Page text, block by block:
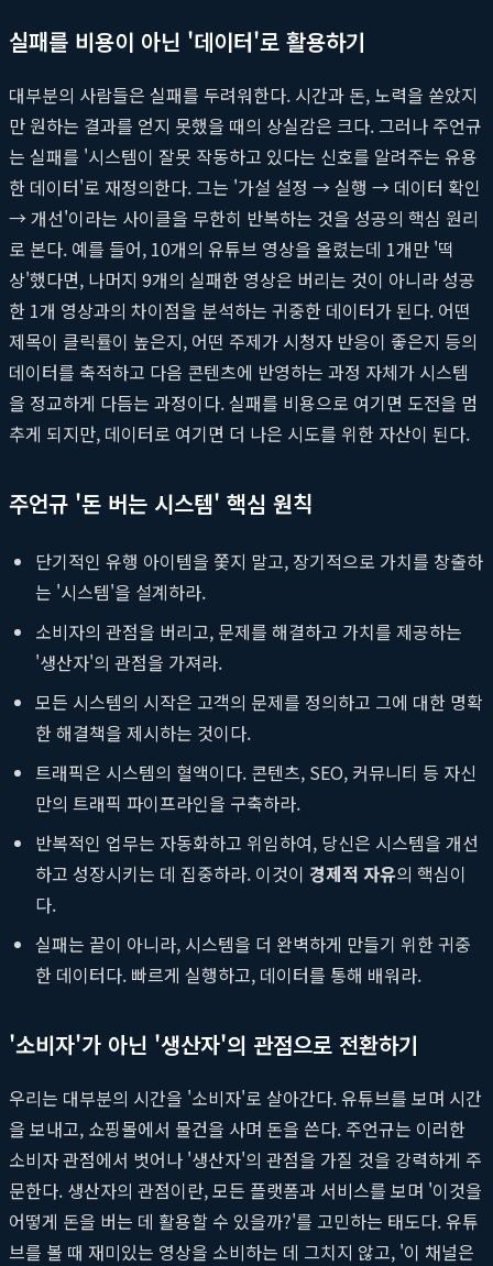
실패를 비용이 아닌 '데이터'로 활용하기
대부분의 사람들은 실패를 두려워한다. 시간과 돈, 노력을 쏟았지
만 원하는 결과를 얻지 못했을 때의 상실감은 크다. 그러나 주언규
는 실패를 '시스템이 잘못 작동하고 있다는 신호를 알려주는 유용
한 데이터'로 재정의한다. 그는 '가설 설정 → 실행 → 데이터 확인
→ 개선'이라는 사이클을 무한히 반복하는 것을 성공의 핵심 원리
로 본다. 예를 들어, 10개의 유튜브 영상을 올렸는데 1개만 '떡
상'했다면, 나머지 9개의 실패한 영상은 버리는 것이 아니라 성공
한 1개 영상과의 차이점을 분석하는 귀중한 데이터가 된다. 어떤
제목이 클릭률이 높은지, 어떤 주제가 시청자 반응이 좋은지 등의
데이터를 축적하고 다음 콘텐츠에 반영하는 과정 자체가 시스템
을 정교하게 다듬는 과정이다. 실패를 비용으로 여기면 도전을 멈
추게 되지만, 데이터로 여기면 더 나은 시도를 위한 자산이 된다.
주언규 '돈 버는 시스템' 핵심 원칙
단기적인 유행 아이템을 쫓지 말고, 장기적으로 가치를 창출하
는 '시스템'을 설계하라.
소비자의 관점을 버리고, 문제를 해결하고 가치를 제공하는
'생산자'의 관점을 가져라.
모든 시스템의 시작은 고객의 문제를 정의하고 그에 대한 명확
한 해결책을 제시하는 것이다.
트래픽은 시스템의 혈액이다. 콘텐츠, SEO, 커뮤니티 등 자신
만의 트래픽 파이프라인을 구축하라.
반복적인 업무는 자동화하고 위임하여, 당신은 시스템을 개선
하고 성장시키는 데 집중하라. 이것이 경제적 자유의 핵심이
다.
실패는 끝이 아니라, 시스템을 더 완벽하게 만들기 위한 귀중
한 데이터다. 빠르게 실행하고, 데이터를 통해 배워라.
'소비자'가 아닌 '생산자'의 관점으로 전환하기
우리는 대부분의 시간을 '소비자'로 살아간다. 유튜브를 보며 시간
을 보내고, 쇼핑몰에서 물건을 사며 돈을 쓴다. 주언규는 이러한
소비자 관점에서 벗어나 '생산자'의 관점을 가질 것을 강력하게 주
문한다. 생산자의 관점이란, 모든 플랫폼과 서비스를 보며 '이것을
어떻게 돈을 버는 데 활용할 수 있을까?'를 고민하는 태도다. 유튜
브를 볼 때 재미있는 영상을 소비하는 데 그치지 않고, '이 채널은